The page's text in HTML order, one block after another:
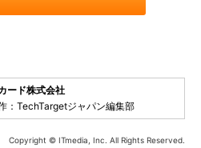
ード株式会社
：TechTargetジャパン編集部
Copyright © ITmedia, Inc. All Rights Reserved.